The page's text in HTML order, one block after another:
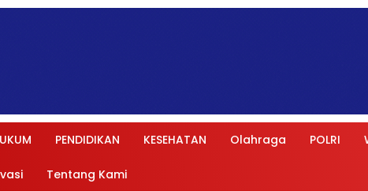
PENDIDIKAN KESEHATAN Olahraga POLRI
Tentang Kami